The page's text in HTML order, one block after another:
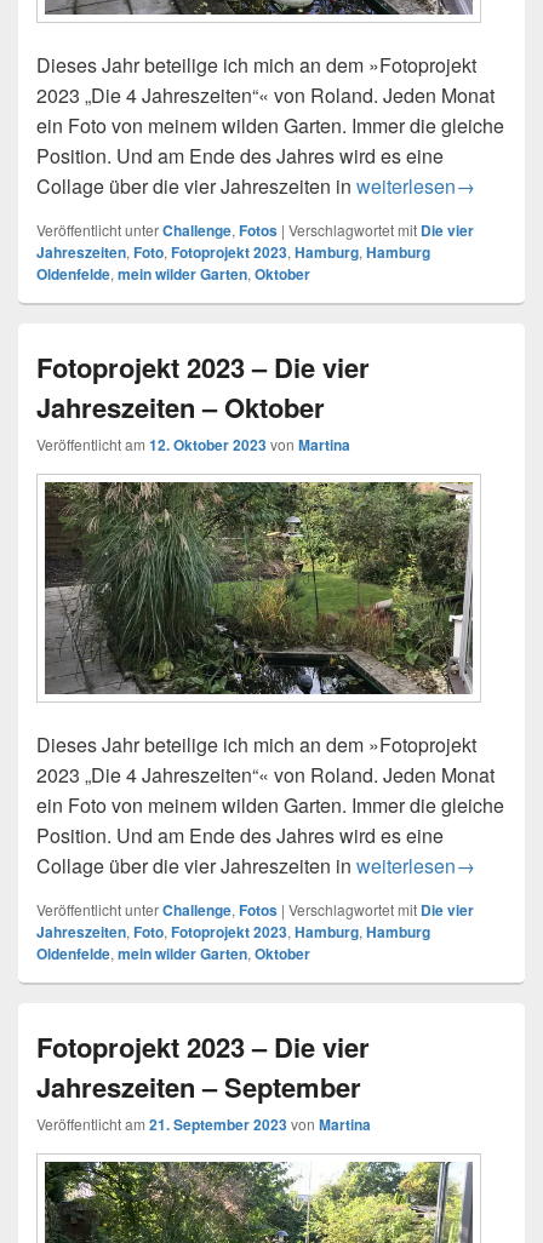
Dieses Jahr beteilige ich mich an dem »Fotoprojekt
2023 „Die 4 Jahreszeiten“« von Roland. Jeden Monat
ein Foto von meinem wilden Garten. Immer die gleiche
Position. Und am Ende des Jahres wird es eine
Collage über die vier Jahreszeiten in Fotoprojekt 2023 –
weiterlesen→
Veröffentlicht unterChallenge, Fotos | Verschlagwortet mit Die vier
Jahreszeiten, Foto, Fotoprojekt 2023, Hamburg, Hamburg
Oldenfelde, mein wilder Garten, Oktober
Fotoprojekt 2023 – Die vier
Jahreszeiten – Oktober
Veröffentlicht am 12. Oktober 2023von Martina
Dieses Jahr beteilige ich mich an dem »Fotoprojekt
2023 „Die 4 Jahreszeiten“« von Roland. Jeden Monat
ein Foto von meinem wilden Garten. Immer die gleiche
Position. Und am Ende des Jahres wird es eine
Collage über die vier Jahreszeiten in Fotoprojekt 2023 –
weiterlesen→
Veröffentlicht unterChallenge, Fotos | Verschlagwortet mit Die vier
Jahreszeiten, Foto, Fotoprojekt 2023, Hamburg, Hamburg
Oldenfelde, mein wilder Garten, Oktober
Fotoprojekt 2023 – Die vier
Jahreszeiten – September
Veröffentlicht am 21. September 2023von Martina